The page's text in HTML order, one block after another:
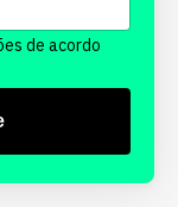
de acordo